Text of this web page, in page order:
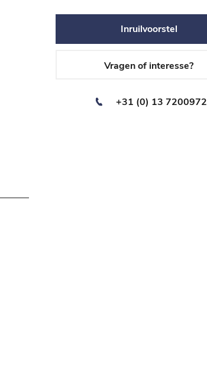
Inruilvoorstel
Vragen of interesse?
+31 (0) 13 7200972